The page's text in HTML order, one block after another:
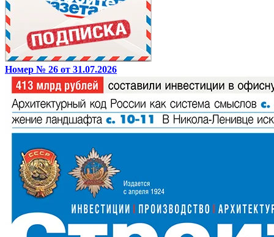
Номер № 26 от 31.07.2026